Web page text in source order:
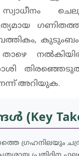
കുടുംബം
അറിയുക.
(Key
ഗ്രഹനിലയും